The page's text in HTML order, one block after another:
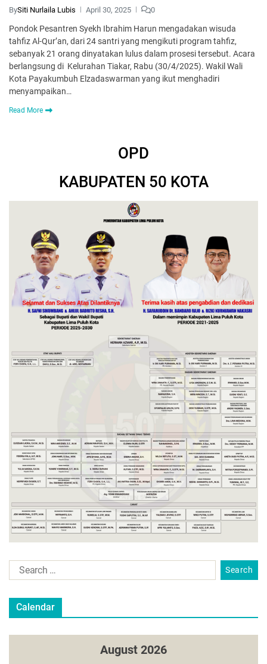
BySiti Nurlaila Lubis April 30, 2025 0
Pondok Pesantren Syekh Ibrahim Harun mengadakan wisuda
tahfiz Al-Qur’an, dari 24 santri yang mengikuti program tahfiz,
sebanyak 21 orang dinyatakan lulus dalam prosesi tersebut. Acara
berlangsung di Kelurahan Tiakar, Rabu (30/4/2025). Wakil Wali
Kota Payakumbuh Elzadaswarman yang ikut menghadiri
menyampaikan…
Read More
OPD
KABUPATEN 50 KOTA
Calendar
August 2026